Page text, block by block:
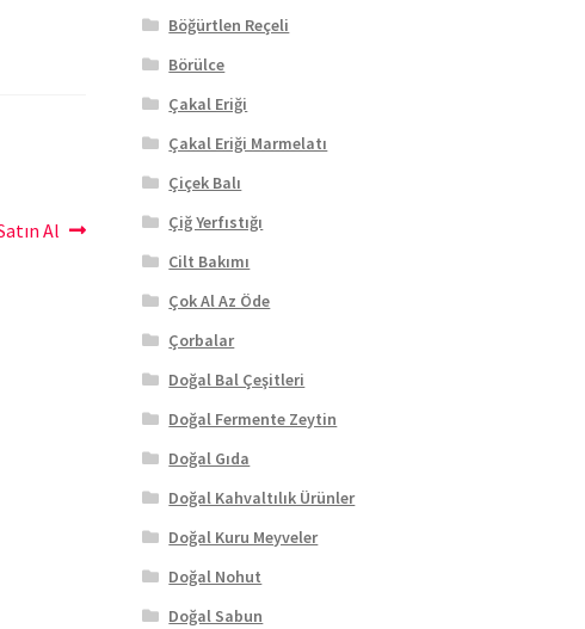
Al
Böğürtlen Reçeli
Börülce
Çakal Eriği
Çakal Eriği Marmelatı
Çiçek Balı
Çiğ Yerfıstığı
Cilt Bakımı
Çok Al Az Öde
Çorbalar
Doğal Bal Çeşitleri
Doğal Fermente Zeytin
Doğal Gıda
Doğal Kahvaltılık Ürünler
Doğal Kuru Meyveler
Doğal Nohut
Doğal Sabun